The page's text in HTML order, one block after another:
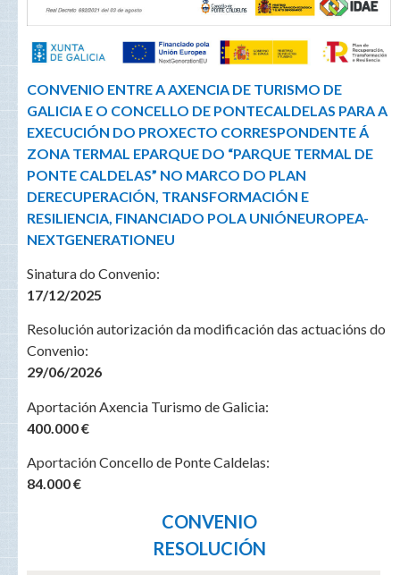
CONVENIO ENTRE A AXENCIA DE TURISMO DE
GALICIA E O CONCELLO DE PONTECALDELAS PARA A
EXECUCIÓN DO PROXECTO CORRESPONDENTE Á
ZONA TERMAL EPARQUE DO “PARQUE TERMAL DE
PONTE CALDELAS” NO MARCO DO PLAN
DERECUPERACIÓN, TRANSFORMACIÓN E
RESILIENCIA, FINANCIADO POLA UNIÓNEUROPEA-
NEXTGENERATIONEU
Sinatura do Convenio:
17/12/2025
Resolución autorización da modificación das actuacións do
Convenio:
29/06/2026
Aportación Axencia Turismo de Galicia:
400.000 €
Aportación Concello de Ponte Caldelas:
84.000 €
CONVENIO
RESOLUCIÓN